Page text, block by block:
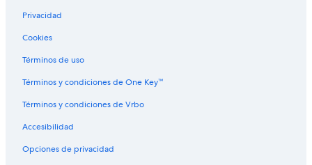
Resorts en Ecuador
Condominios en Ecuador
Cruceros en Ecuador
Apartamentos en Ecuador
Privacidad
Cookies
Términos de uso
Términos y condiciones de One Key™
Términos y condiciones de Vrbo
Accesibilidad
Opciones de privacidad